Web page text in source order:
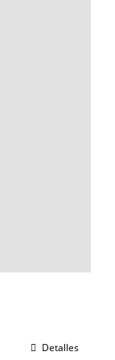
Detalles